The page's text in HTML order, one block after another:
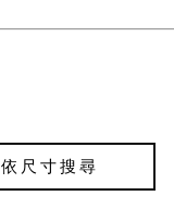
依尺寸搜尋